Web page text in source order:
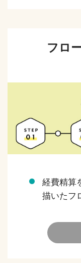
フロ
経費精算
描いたフ